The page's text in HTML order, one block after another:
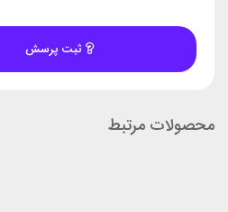
ثبت پرسش
محصولات مرتبط